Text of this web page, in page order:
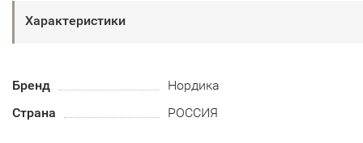
Характеристики
Бренд
Нордика
Страна
РОССИЯ